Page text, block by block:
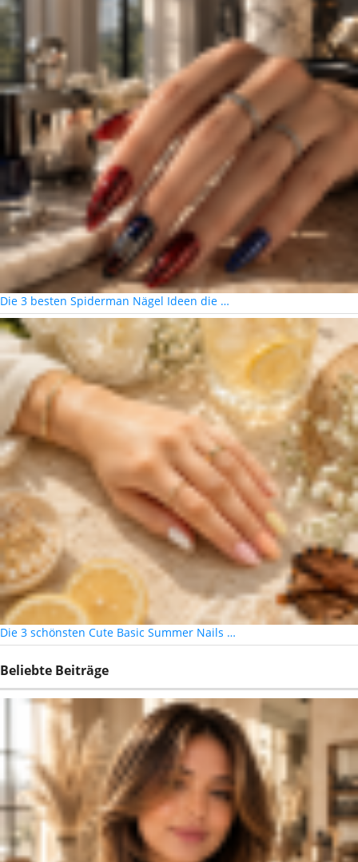
Die 3 besten Spiderman Nägel Ideen die …
Die 3 schönsten Cute Basic Summer Nails …
Beliebte Beiträge